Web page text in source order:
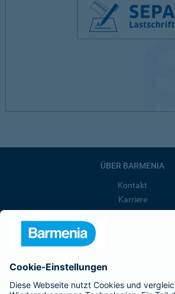
ÜBER BARMENIA
Kontakt
Karriere
Barmenia ist Teil der